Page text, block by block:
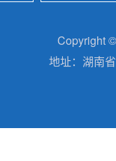
Copyright
地址：湖南